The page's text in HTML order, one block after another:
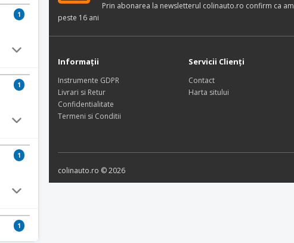
1
1
1
1
Prin abonarea la newsletterul colinauto.ro confirm ca am
peste 16 ani
Informaţii
Instrumente GDPR
Livrari si Retur
Confidentialitate
Termeni si Conditii
Servicii Clienţi
Contact
Harta sitului
colinauto.ro © 2026